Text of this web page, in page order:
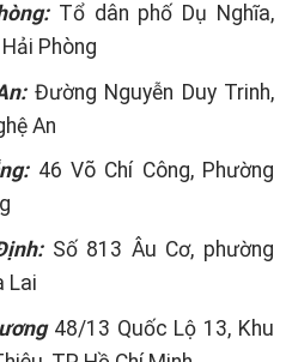
Tổ dân phố Dụ Nghĩa,
Phòng
Đường Nguyễn Duy Trinh,
An
46 Võ Chí Công, Phường
Số 813 Âu Cơ, phường
Lai
48/13 Quốc Lộ 13, Khu